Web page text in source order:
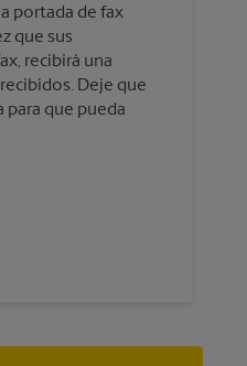
portada de fax
que sus
recibirá una
Deje que
para que pueda